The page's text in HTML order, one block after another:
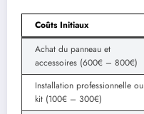
Coûts Initiaux
Achat du panneau et
accessoires (600€ – 800€)
Installation professionnelle ou
kit (100€ – 300€)